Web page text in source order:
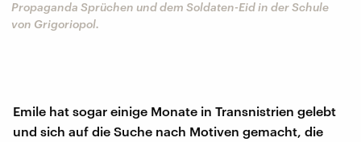
Propaganda Sprüchen und dem Soldaten-Eid in der Schule
von Grigoriopol.
Emile hat sogar einige Monate in Transnistrien gelebt
und sich auf die Suche nach Motiven gemacht, die